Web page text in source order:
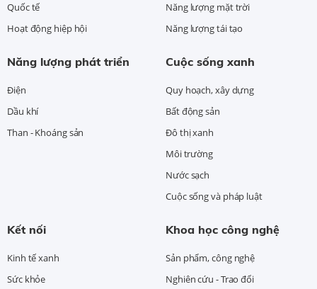
Quốc tế
Hoạt động hiệp hội
Năng lượng mặt trời
Năng lượng tái tạo
Năng lượng phát triển
Điện
Dầu khí
Than - Khoáng sản
Cuộc sống xanh
Quy hoạch, xây dựng
Bất động sản
Đô thị xanh
Môi trường
Nước sạch
Cuộc sống và pháp luật
Kết nối
Kinh tế xanh
Sức khỏe
Khoa học công nghệ
Sản phẩm, công nghệ
Nghiên cứu - Trao đổi